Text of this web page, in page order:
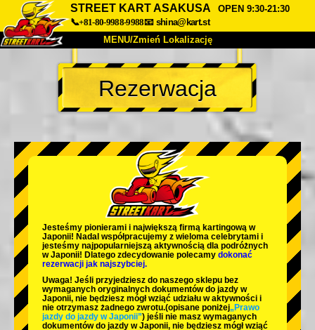
STREET KART ASAKUSA
OPEN 9:30-21:30
📞+81-80-9988-9988📧 shina@kart.st
MENU/Zmień Lokalizację
TOP
O nas Specyfikacja Cena
Firma Rezerwacja
Zmień Lokalizację
Tokyo Shinagawa Tokyo Akihabara#1
Tokyo Akihabara#2
Tokyo Shibuya Annex Tokyo Bay
Tokyo Asakusa Osaka
Okinawa
Rezerwacja
Jesteśmy pionierami i największą firmą kartingową w
Japonii! Nadal współpracujemy z wieloma celebrytami i
jesteśmy najpopularniejszą aktywnością dla podróżnych
w Japonii! Dlatego zdecydowanie polecamy dokonać
rezerwacji jak najszybciej.
Uwaga! Jeśli przyjedziesz do naszego sklepu bez
wymaganych oryginalnych dokumentów do jazdy w
Japonii, nie będziesz mógł wziąć udziału w aktywności i
nie otrzymasz żadnego zwrotu.(opisane poniżej„Prawo
jazdy do jazdy w Japonii”) jeśli nie masz wymaganych
dokumentów do jazdy w Japonii, nie będziesz mógł wziąć